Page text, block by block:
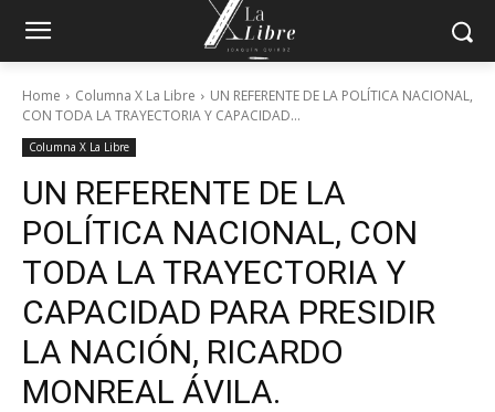
Home Columna X La Libre
UN REFERENTE DE LA POLÍTICA NACIONAL,
CON TODA LA TRAYECTORIA Y CAPACIDAD...
Columna X La Libre
UN REFERENTE DE LA
POLÍTICA NACIONAL, CON
TODA LA TRAYECTORIA Y
CAPACIDAD PARA PRESIDIR
LA NACIÓN, RICARDO
MONREAL ÁVILA.